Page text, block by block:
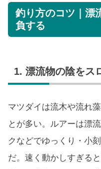
釣り方のコツ｜漂
負する
1. 漂流物の陰をス
マツダイは流木や流れ
とが多い。ルアーは漂
クなどでゆっくり・小
だ。速く動かしすぎる